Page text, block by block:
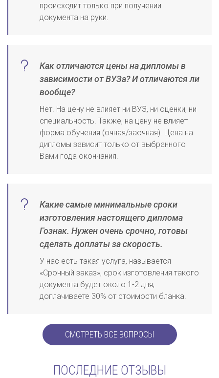
происходит только при получении
документа на руки.
Как отличаются цены на дипломы в
зависимости от ВУЗа? И отличаются ли
вообще?
Нет. На цену не влияет ни ВУЗ, ни оценки, ни
специальность. Также, на цену не влияет
форма обучения (очная/заочная). Цена на
дипломы зависит только от выбранного
Вами года окончания.
Какие самые минимальные сроки
изготовления настоящего диплома
Гознак. Нужен очень срочно, готовы
сделать доплаты за скорость.
У нас есть такая услуга, называется
«Срочный заказ», срок изготовления такого
документа будет около 1-2 дня,
доплачиваете 30% от стоимости бланка.
СМОТРЕТЬ ВСЕ ВОПРОСЫ
ПОСЛЕДНИЕ ОТЗЫВЫ